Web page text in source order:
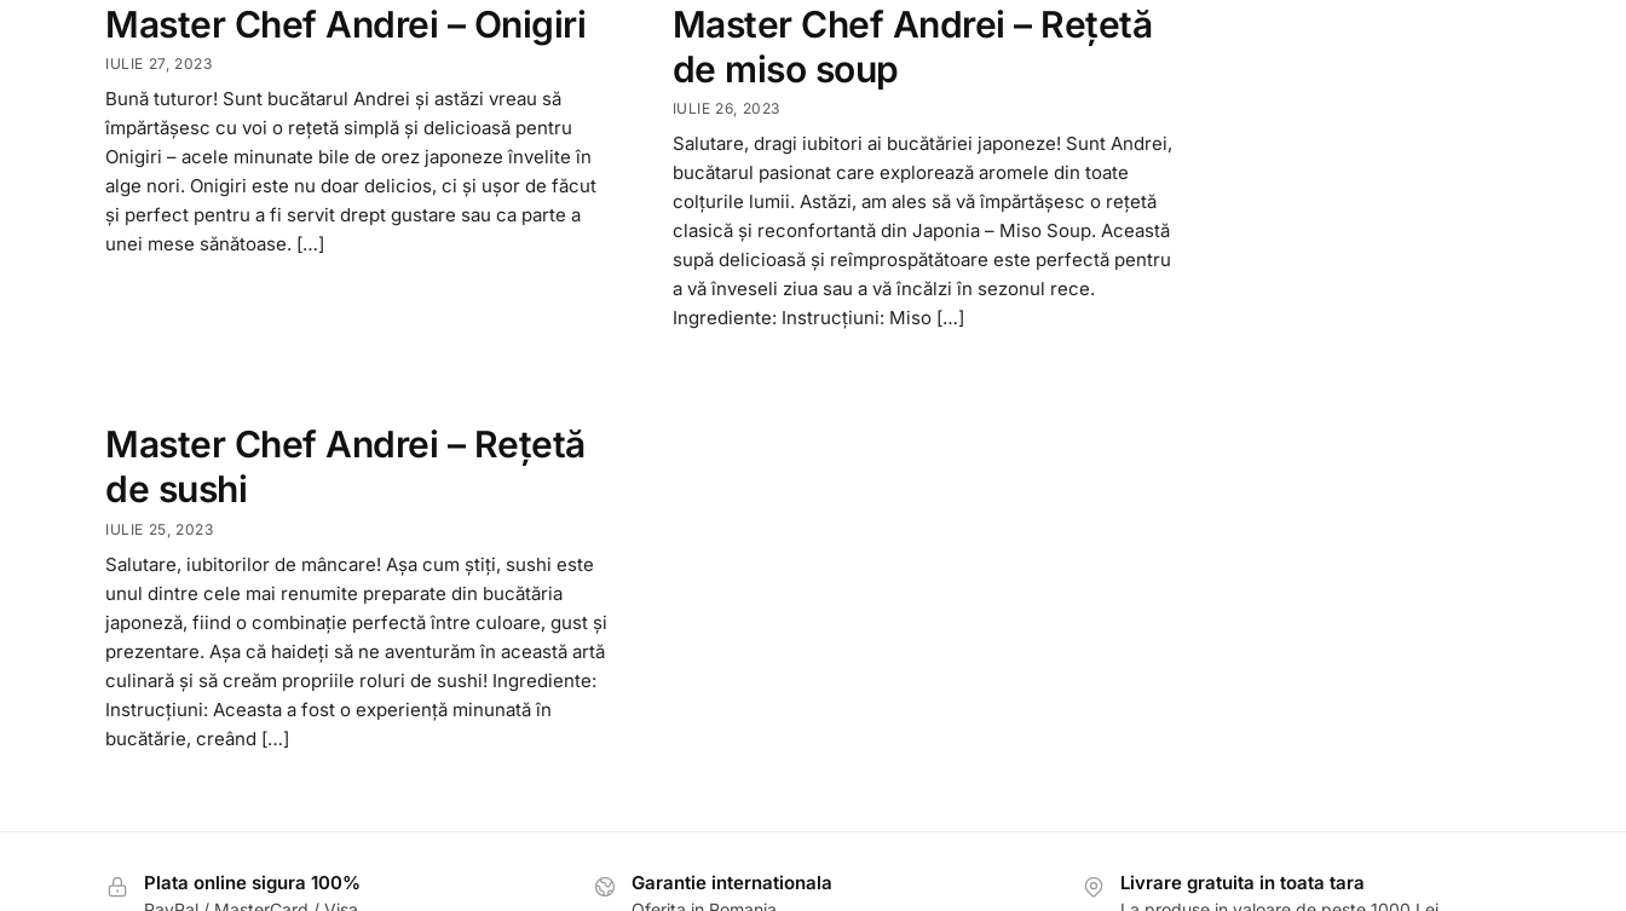
Master Chef Andrei – Onigiri
IULIE 27, 2023
Bună tuturor! Sunt bucătarul Andrei și astăzi vreau să
împărtășesc cu voi o rețetă simplă și delicioasă pentru
Onigiri – acele minunate bile de orez japoneze învelite în
alge nori. Onigiri este nu doar delicios, ci și ușor de făcut
și perfect pentru a fi servit drept gustare sau ca parte a
unei mese sănătoase. […]
Master Chef Andrei – Rețetă
de miso soup
IULIE 26, 2023
Salutare, dragi iubitori ai bucătăriei japoneze! Sunt Andrei,
bucătarul pasionat care explorează aromele din toate
colțurile lumii. Astăzi, am ales să vă împărtășesc o rețetă
clasică și reconfortantă din Japonia – Miso Soup. Această
supă delicioasă și reîmprospătătoare este perfectă pentru
a vă înveseli ziua sau a vă încălzi în sezonul rece.
Ingrediente: Instrucțiuni: Miso […]
Master Chef Andrei – Rețetă
de sushi
IULIE 25, 2023
Salutare, iubitorilor de mâncare! Așa cum știți, sushi este
unul dintre cele mai renumite preparate din bucătăria
japoneză, fiind o combinație perfectă între culoare, gust și
prezentare. Așa că haideți să ne aventurăm în această artă
culinară și să creăm propriile roluri de sushi! Ingrediente:
Instrucțiuni: Aceasta a fost o experiență minunată în
bucătărie, creând […]
Plata online sigura 100% Garantie internationala Livrare gratuita in toata tara